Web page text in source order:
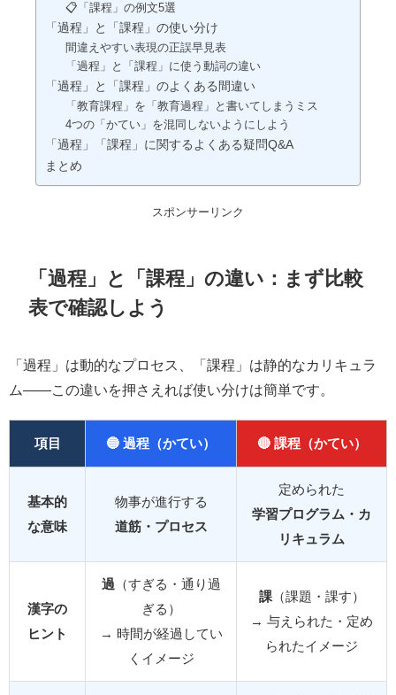
📋「課程」の例文5選
「過程」と「課程」の使い分け
間違えやすい表現の正誤早見表
「過程」と「課程」に使う動詞の違い
「過程」と「課程」のよくある間違い
「教育課程」を「教育過程」と書いてしまうミス
4つの「かてい」を混同しないようにしよう
「過程」「課程」に関するよくある疑問Q&A
まとめ
スポンサーリンク
「過程」と「課程」の違い：まず比較
表で確認しよう
「過程」は動的なプロセス、「課程」は静的なカリキュラ
ム——この違いを押さえれば使い分けは簡単です。
項目 🔵 過程（かてい） 🔴 課程（かてい）
基本的
な意味
物事が進行する
道筋・プロセス
定められた
学習プログラム・カ
リキュラム
漢字の
ヒント
過 （すぎる・通り過
ぎる）
→ 時間が経過してい
くイメージ
課（課題・課す）
→ 与えられた・定め
られたイメージ